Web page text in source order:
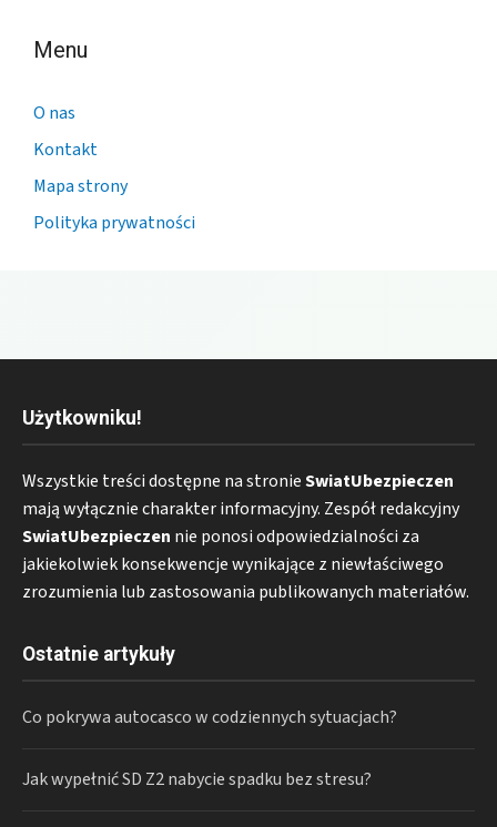
Menu
O nas
Kontakt
Mapa strony
Polityka prywatności
Użytkowniku!
Wszystkie treści dostępne na stronieSwiatUbezpieczen
mają wyłącznie charakter informacyjny. Zespół redakcyjny
SwiatUbezpieczen nie ponosi odpowiedzialności za
jakiekolwiek konsekwencje wynikające z niewłaściwego
zrozumienia lub zastosowania publikowanych materiałów.
Ostatnie artykuły
Co pokrywa autocasco w codziennych sytuacjach?
Jak wypełnić SD Z2 nabycie spadku bez stresu?